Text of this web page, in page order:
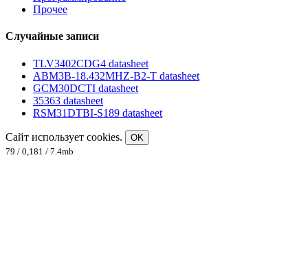
Прочее
Случайные записи
TLV3402CDG4 datasheet
ABM3B-18.432MHZ-B2-T datasheet
GCM30DCTI datasheet
35363 datasheet
RSM31DTBI-S189 datasheet
Сайт использует cookies.
OK
79 / 0,181 / 7.4mb